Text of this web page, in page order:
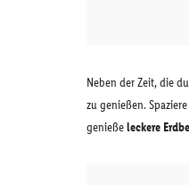
Neben der Zeit, die du
zu genießen.
genießeleckere